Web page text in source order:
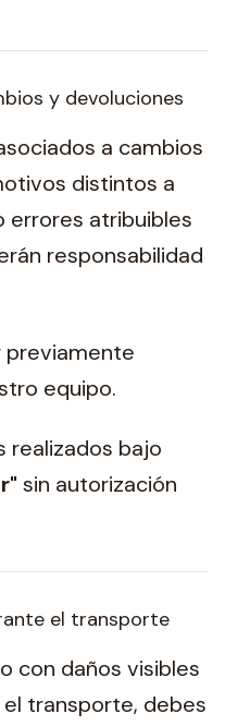
y devoluciones
a cambios
distintos a
errores atribuibles
responsabilidad
previamente
equipo.
realizados bajo
sin autorización
el transporte
con daños visibles
transporte, debes